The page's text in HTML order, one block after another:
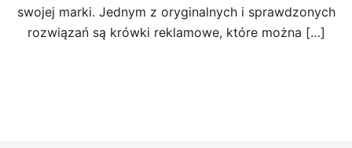
swojej marki. Jednym z oryginalnych i sprawdzonych
rozwiązań są krówki reklamowe, które można […]